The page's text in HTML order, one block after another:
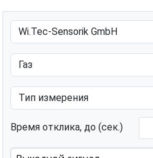
Время отклика, до (сек.)